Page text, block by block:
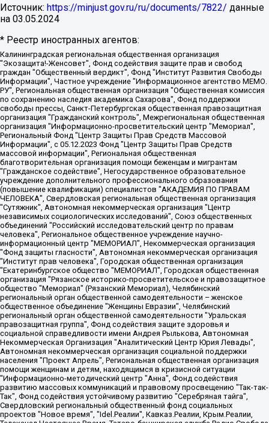
Источник: https://minjust.gov.ru/ru/documents/7822/ данные
на 03.05.2024
* Реестр иностранных агентов:
Калининградская региональная общественная организация "Экозащита!-Женсовет", Фонд содействия защите прав и свобод граждан "Общественный вердикт", Фонд "Институт Развития Свободы Информации", Частное учреждение "Информационное агентство МЕМО. РУ", Региональная общественная организация "Общественная комиссия по сохранению наследия академика Сахарова", Фонд поддержки свободы прессы, Санкт-Петербургская общественная правозащитная организация "Гражданский контроль", Межрегиональная общественная организация "Информационно-просветительский центр "Мемориал", Региональный Фонд "Центр Защиты Прав Средств Массовой Информации", с 05.12.2023 Фонд "Центр Защиты Прав Средств массовой информации", Региональная общественная благотворительная организация помощи беженцам и мигрантам "Гражданское содействие", Негосударственное образовательное учреждение дополнительного профессионального образования (повышение квалификации) специалистов "АКАДЕМИЯ ПО ПРАВАМ ЧЕЛОВЕКА", Свердловская региональная общественная организация "Сутяжник", Автономная некоммерческая организация "Центр независимых социологических исследований", Союз общественных объединений "Российский исследовательский центр по правам человека", Региональное общественное учреждение научно-информационный центр "МЕМОРИАЛ", Некоммерческая организация "Фонд защиты гласности", Автономная некоммерческая организация "Институт прав человека", Городская общественная организация "Екатеринбургское общество "МЕМОРИАЛ", Городская общественная организация "Рязанское историко-просветительское и правозащитное общество "Мемориал" (Рязанский Мемориал), Челябинский региональный орган общественной самодеятельности – женское общественное объединение "Женщины Евразии", Челябинский региональный орган общественной самодеятельности "Уральская правозащитная группа", Фонд содействия защите здоровья и социальной справедливости имени Андрея Рылькова, Автономная Некоммерческая Организация "Аналитический Центр Юрия Левады", Автономная некоммерческая организация социальной поддержки населения "Проект Апрель", Региональная общественная организация помощи женщинам и детям, находящимся в кризисной ситуации "Информационно-методический центр "Анна", Фонд содействия развитию массовых коммуникаций и правовому просвещению "Так-так-Так", Фонд содействия устойчивому развитию "Серебряная тайга", Свердловский региональный общественный фонд социальных проектов "Новое время", "Idel.Реалии", Кавказ.Реалии, Крым.Реалии, Телеканал Настоящее Время, Татаро-башкирская служба Радио Свобода (Azatliq Radiosi), Радио Свободная Европа/Радио Свобода (PCE/PC), "Сибирь.Реалии", "Фактограф", Благотворительный фонд помощи осужденным и их семьям, Автономная некоммерческая организация "Институт глобализации и социальных движений", Фонд "В защиту прав заключенных", Частное учреждение "Центр поддержки и содействия развитию средств массовой информации", Пензенский региональный общественный благотворительный фонд "Гражданский союз", "Север.Реалии", Некоммерческая организация Фонд "Правовая инициатива", Общество с ограниченной ответственностью "Радио Свободная Европа/Радио Свобода", Чешское информационное агентство "MEDIUM-ORIENT", Красноярская региональная общественная организация "Мы против СПИДа", Камалягин Денис Николаевич, Маркелов Сергей Евгеньевич, Пономарев Лев Александрович, Савицкая Людмила Алексеевна, Автономная некоммерческая организация "Центр по работе с проблемой насилия "НАСИЛИЮ.НЕТ", Межрегиональный профессиональный союз работников здравоохранения "Альянс врачей", Юридическое лицо, зарегистрированное в Латвийской Республике, SIA "Medusa Project" (регистрационный номер 40103797863, дата регистрации 10.06.2014), Некоммерческая организация "Фонд по борьбе с коррупцией", Автономная некоммерческая организация "Институт права и публичной политики", Баданин Роман Сергеевич, Гликин Максим Александрович, Железнова Мария Михайловна, Лукьянова Юлия Сергеевна, Маетная Елизавета Витальевна, Маняхин Петр Борисович, Чуракова Ольга Владимировна, Ярош Юлия Петровна, Юридическое лицо "The Insider SIA", зарегистрированное в Риге, Латвийская Республика (дата регистрации 26.06.2015), являющееся администратором доменного имени интернет-издания "The Insider SIA", https://theins.ru, Постернак Алексей Евгеньевич, Рубин Михаил Аркадьевич, Анин Роман Александрович, Юридическое лицо Istories fonds, зарегистрированное в Латвийской Республике (регистрационный номер 50008295751, дата регистрации 24.02.2020), Великовский Дмитрий Александрович, Долинина Ирина Николаевна, Мароховская Алеся Алексеевна, Шлейнов Роман Юрьевич, Шмагун Олеся Валентиновна, Общество с ограниченной ответственностью "Альтаир 2021", Общество с ограниченной ответственностью "Вега 2021", Общество с ограниченной ответственностью "Главный редактор 2021", Общество с ограниченной ответственностью "Ромашки монолит", Важенков Артем Валерьевич, Ивановская областная общественная организация "Центр гендерных исследований", Гурман Юрий Альбертович, Медиапроект "ОВД-Инфо", Егоров Владимир Владимирович, Жилинский Владимир Александрович, Общество с ограниченной ответственностью "ЗП", Иванова София Юрьевна, Карезина Инна Павловна, Кильтау Екатерина Викторовна, Петров Алексей Викторович, Пискунов Сергей Евгеньевич, Смирнов Сергей Сергеевич, Тихонов Михаил Сергеевич, Общество с ограниченной ответственностью "ЖУРНАЛИСТ-ИНОСТРАННЫЙ АГЕНТ", Арапова Галина Юрьевна, Вольтская Татьяна Анатольевна, Американская компания "Mason G.E.S. Anonymous Foundation" (США), являющаяся владельцем интернет-издания https://mnews.world/, Компания "Stichting Bellingcat", зарегистрированная в Нидерландах (дата регистрации 11.07.2018), Захаров Андрей Вячеславович, Клепиковская Екатерина Дмитриевна, Общество с ограниченной ответственностью "МЕМО", Перл Роман Александрович, Симонов Евгений Алексеевич, Соловьева Елена Анатольевна, Сотников Даниил Владимирович, Сурначева Елизавета Дмитриевна, Автономная некоммерческая организация по защите прав человека и информированию населения "Якутия – Наше Мнение", Общество с ограниченной ответственностью "Москоу диджитал медиа", с 26.01.2023 Общество с ограниченной ответственностью "Чайка Белые сады", Ветошкина Валерия Валерьевна, Заговора Максим Александрович, Межрегиональное общественное движение "Российская ЛГБТ - сеть", Оленичев Максим Владимирович, Павлов Иван Юрьевич, Скворцова Елена Сергеевна, Общество с ограниченной ответственностью "Как бы инагент", Кочетков Игорь Викторович, Общество с ограниченной ответственностью "Честные выборы", Еланчик Олег Александрович, Общество с ограниченной ответственностью "Нобелевский призыв", Гималова Регина Эмилевна, Григорьев Андрей Валерьевич, Григорьева Алина Александровна, Ассоциация по содействию защите прав призывников, альтернативнослужащих и военнослужащих "Правозащитная группа "Гражданин.Армия.Право", Хисамова Регина Фаритовна, Автономная некоммерческая организация по реализации социально-правовых программ "Лилит", Дальневосточное общественное движение "Маяк", Санкт-Петербургская ЛГБТ-инициативная группа "Выход", Инициативная группа ЛГБТ+ "Реверс", Алексеев Андрей Викторович, Бекбулатова Таисия Львовна, Беляев Иван Михайлович, Владыкина Елена Сергеевна, Гельман Марат Александрович, Никульшина Вероника Юрьевна, Толоконникова Надежда Андреевна, Шендерович Виктор Анатольевич, Общество с ограниченной ответственностью "Данное сообщение", Общество с ограниченной ответственностью Издательский дом "Новая глава", Айнбиндер Александра Александровна, Московский комьюнити-центр для ЛГБТ+инициатив, Благотворительный фонд развития филантропии, Deutsche Welle (Германия, Kurt-Schumacher-Strasse 3, 53113 Bonn), Борзунова Мария Михайловна, Воробьев Виктор Викторович, Голубева Анна Львовна, Константинова Алла Михайловна, Малкова Ирина Владимировна, Мурадов Мурад Абдулгалимович, Осетинская Елизавета Николаевна, Понасенков Евгений Николаевич, Ганапольский Матвей Юрьевич, Киселев Евгений Алексеевич, Борухович Ирина Григорьевна, Дремин Иван Тимофеевич, Дубровский Дмитрий Викторович, Красноярская региональная общественная организация поддержки и развития альтернативных образовательных технологий и межкультурных коммуникаций "ИНТЕРРА", Маяковская Екатерина Алексеевна, Фейгин Марк Захарович, Филимонов Андрей Викторович, Дзугкоева Регина Николаевна, Доброхотов Роман Александрович, Дудь Юрий Александрович, Елкин Сергей Владимирович, Кругликов Кирилл Игоревич, Сабунаева Мария Леонидовна, Семенов Алексей Владимирович, Шаинян Карен Багратович, Шульман Екатерина Михайловна, Асафьев Артур Валерьевич, Вахштайн Виктор Семенович, Венедиктов Алексей Алексеевич, Лушникова Екатерина Евгеньевна, Волков Леонид Михайлович, Невзоров Александр Глебович, Пархоменко Сергей Борисович, Сироткин Ярослав Николаевич, Кара-Мурза Владимир Владимирович, Баранова Наталья Владимировна, Гозман Леонид Яковлевич, Кагарлицкий Борис Юльевич, Климарев Михаил Валерьевич, Милов Владимир Станиславович, Автономная некоммерческая организация Краснодарский центр современного искусства "Типография", Моргенштерн Алишер Тагирович, Соболь Любовь Эдуардовна, Общество с ограниченной ответственностью "ЛИЗА НОРМ", Каспаров Гарри Кимович, Ходорковский Михаил Борисович, Общество с ограниченной ответственностью "Апрельские тезисы", Данилович Ирина Брониславовна, Кашин Олег Владимирович, Петров Николай Владимирович, Пивоваров Алексей Владимирович, Соколов Михаил Владимирович, Цветкова Юлия Владимировна, Чичваркин Евгений Александрович, Комитет против пыток/Команда против пыток, Общество с ограниченной ответственностью "Первый научный", Общество с ограниченной ответственностью "Вертолет и ко", Белоцерковская Вероника Борисовна, Кац Максим Евгеньевич, Лазарева Татьяна Юрьевна, Шаведдинов Руслан Табризович, Яшин Илья Валерьевич, Общество с ограниченной ответственностью "Иноагент ААВ", Алешковский Дмитрий Петрович, Альбац Евгения Марковна, Быков Дмитрий Львович, Галямина Юлия Евгеньевна, Лойко Сергей Леонидович, Мартынов Кирилл Константинович, Медведев Сергей Александрович, Крашенинников Федор Геннадиевич, Гордеева Катерина Вл